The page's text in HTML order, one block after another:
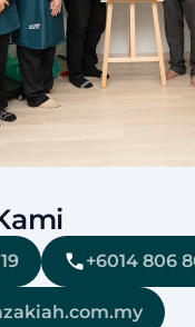
+6014 806